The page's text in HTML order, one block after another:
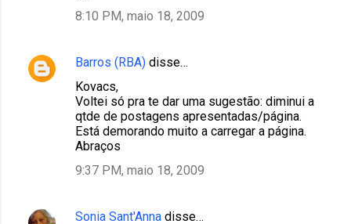
8:10 PM, maio 18, 2009
Barros (RBA) disse…
Kovacs,
Voltei só pra te dar uma sugestão: diminui a
qtde de postagens apresentadas/página.
Está demorando muito a carregar a página.
Abraços
9:37 PM, maio 18, 2009
Sonia Sant'Anna disse…